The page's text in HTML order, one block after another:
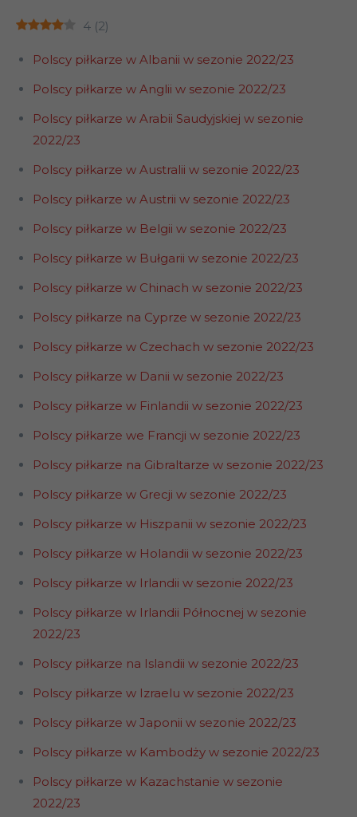
4 (2)
Polscy piłkarze w Albanii w sezonie 2022/23
Polscy piłkarze w Anglii w sezonie 2022/23
Polscy piłkarze w Arabii Saudyjskiej w sezonie
2022/23
Polscy piłkarze w Australii w sezonie 2022/23
Polscy piłkarze w Austrii w sezonie 2022/23
Polscy piłkarze w Belgii w sezonie 2022/23
Polscy piłkarze w Bułgarii w sezonie 2022/23
Polscy piłkarze w Chinach w sezonie 2022/23
Polscy piłkarze na Cyprze w sezonie 2022/23
Polscy piłkarze w Czechach w sezonie 2022/23
Polscy piłkarze w Danii w sezonie 2022/23
Polscy piłkarze w Finlandii w sezonie 2022/23
Polscy piłkarze we Francji w sezonie 2022/23
Polscy piłkarze na Gibraltarze w sezonie 2022/23
Polscy piłkarze w Grecji w sezonie 2022/23
Polscy piłkarze w Hiszpanii w sezonie 2022/23
Polscy piłkarze w Holandii w sezonie 2022/23
Polscy piłkarze w Irlandii w sezonie 2022/23
Polscy piłkarze w Irlandii Północnej w sezonie
2022/23
Polscy piłkarze na Islandii w sezonie 2022/23
Polscy piłkarze w Izraelu w sezonie 2022/23
Polscy piłkarze w Japonii w sezonie 2022/23
Polscy piłkarze w Kambodży w sezonie 2022/23
Polscy piłkarze w Kazachstanie w sezonie
2022/23